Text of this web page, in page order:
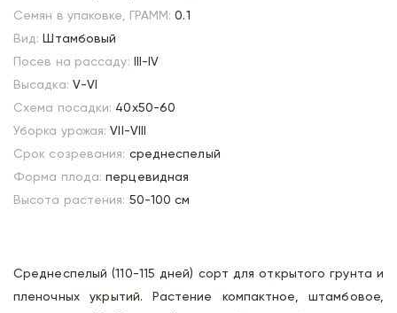
Семян в упаковке, ГРАММ: 0.1
Вид: Штамбовый
Посев на рассаду:
III-IV
Высадка: V-VI
Схема посадки: 40х50-60
Уборка урожая: VII-VIII
Срок созревания: среднеспелый
Форма плода: перцевидная
Высота растения: 50-100 см
Среднеспелый (110-115 дней) сорт для открытого грунта и
пленочных укрытий. Растение компактное, штамбовое,